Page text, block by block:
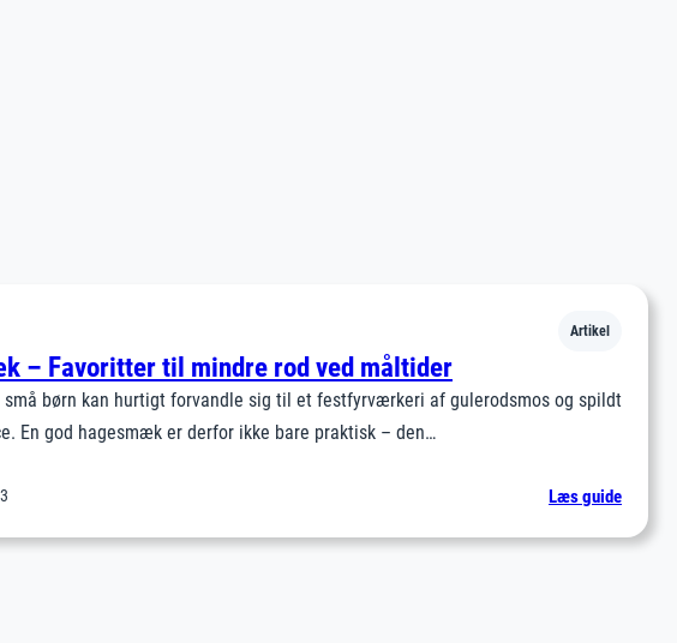
Artikel
– Favoritter til mindre rod ved måltider
små børn kan hurtigt forvandle sig til et festfyrværkeri af gulerodsmos og spildt
En god hagesmæk er derfor ikke bare praktisk – den…
Læs guide: